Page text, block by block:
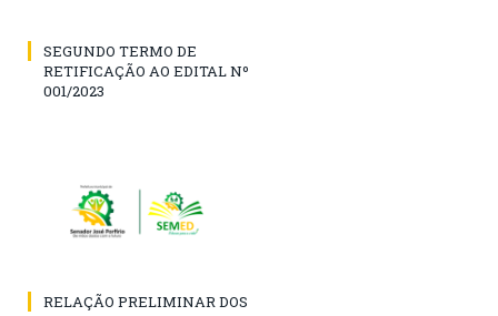
SEGUNDO TERMO DE
RETIFICAÇÃO AO EDITAL Nº
001/2023
RELAÇÃO PRELIMINAR DOS